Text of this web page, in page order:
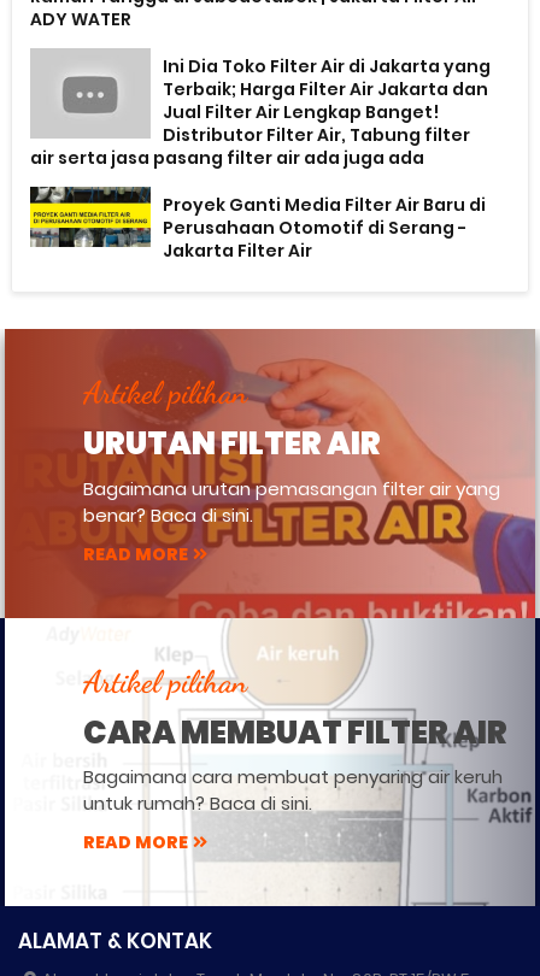
ADY WATER
Ini Dia Toko Filter Air di Jakarta yang
Terbaik; Harga Filter Air Jakarta dan
Jual Filter Air Lengkap Banget!
Distributor Filter Air, Tabung filter
air serta jasa pasang filter air ada juga ada
Proyek Ganti Media Filter Air Baru di
Perusahaan Otomotif di Serang -
Jakarta Filter Air
Artikel pilihan
URUTAN FILTER AIR
Bagaimana urutan pemasangan filter air yang
benar? Baca di sini.
READ MORE
Artikel pilihan
CARA MEMBUAT FILTER AIR
Bagaimana cara membuat penyaring air keruh
untuk rumah? Baca di sini.
READ MORE
ALAMAT & KONTAK